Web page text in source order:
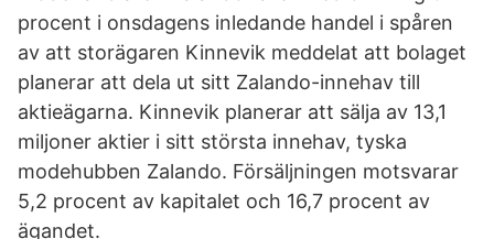
procent i onsdagens inledande handel i spåren
av att storägaren Kinnevik meddelat att bolaget
planerar att dela ut sitt Zalando-innehav till
aktieägarna. Kinnevik planerar att sälja av 13,1
miljoner aktier i sitt största innehav, tyska
modehubben Zalando. Försäljningen motsvarar
5,2 procent av kapitalet och 16,7 procent av
ägandet.